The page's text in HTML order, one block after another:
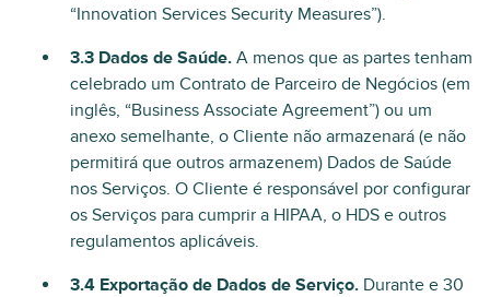
“Innovation Services Security Measures”).
3.3 Dados de Saúde. A menos que as partes tenham
celebrado um Contrato de Parceiro de Negócios (em
inglês, “Business Associate Agreement”) ou um
anexo semelhante, o Cliente não armazenará (e não
permitirá que outros armazenem) Dados de Saúde
nos Serviços. O Cliente é responsável por configurar
os Serviços para cumprir a HIPAA, o HDS e outros
regulamentos aplicáveis.
3.4 Exportação de Dados de Serviço. Durante e 30